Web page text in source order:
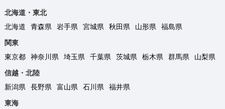
北海道・東北
北海道
青森県 岩手県 宮城県 秋田県 山形県
福島県
関東
東京都
神奈川県 埼玉県 千葉県 茨城県 栃木県 群馬県
山梨県
信越・北陸
新潟県
長野県 富山県 石川県
福井県
東海